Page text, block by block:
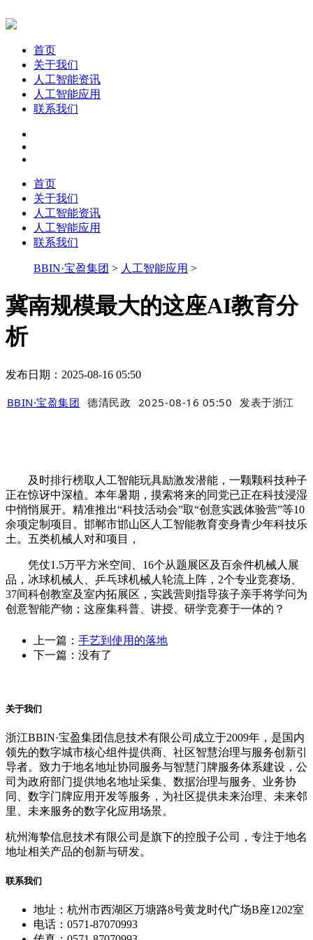
首页
关于我们
人工智能资讯
人工智能应用
联系我们
首页
关于我们
人工智能资讯
人工智能应用
联系我们
BBIN·宝盈集团 > 人工智能应用 >
冀南规模最大的这座AI教育分
析
发布日期：2025-08-16 05:50
BBIN·宝盈集团 德清民政 2025-08-16 05:50 发表于浙江
及时排行榜取人工智能玩具励激发潜能，一颗颗科技种子
正在惊讶中深植。本年暑期，摸索将来的同党已正在科技浸湿
中悄悄展开。精准推出“科技活动会”取“创意实践体验营”等10
余项定制项目。邯郸市邯山区人工智能教育变身青少年科技乐
土。五类机械人对和项目，
凭仗1.5万平方米空间、16个从题展区及百余件机械人展
品，冰球机械人、乒乓球机械人轮流上阵，2个专业竞赛场、
37间科创教室及室内拓展区，实践营则指导孩子亲手将学问为
创意智能产物；这座集科普、讲授、研学竞赛于一体的？
上一篇： 手艺到使用的落地
下一篇：没有了
关于我们
浙江BBIN·宝盈集团信息技术有限公司成立于2009年，是国内
领先的数字城市核心组件提供商、社区智慧治理与服务创新引
导者。致力于地名地址协同服务与智慧门牌服务体系建设，公
司为政府部门提供地名地址采集、数据治理与服务、业务协
同、数字门牌应用开发等服务，为社区提供未来治理、未来邻
里、未来服务的数字化应用场景。
杭州海挚信息技术有限公司是旗下的控股子公司，专注于地名
地址相关产品的创新与研发。
联系我们
地址：杭州市西湖区万塘路8号黄龙时代广场B座1202室
电话：0571-87070993